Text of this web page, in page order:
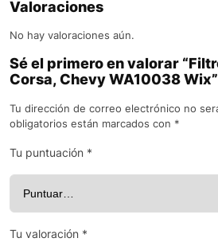
Valoraciones
No hay valoraciones aún.
Sé el primero en valorar
Corsa, Chevy WA10038 Wix”
Tu dirección de correo electrónico no
obligatorios están marcados con *
Tu puntuación *
Tu valoración *